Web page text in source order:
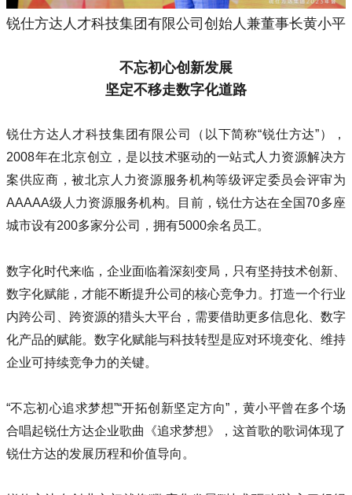
锐仕方达人才科技集团有限公司创始人兼董事长黄小平
不忘初心创新发展
坚定不移走数字化道路
锐仕方达人才科技集团有限公司（以下简称“锐仕方达”），
2008年在北京创立，是以技术驱动的一站式人力资源解决方
案供应商，被北京人力资源服务机构等级评定委员会评审为
AAAAA级人力资源服务机构。目前，锐仕方达在全国70多座
城市设有200多家分公司，拥有5000余名员工。
数字化时代来临，企业面临着深刻变局，只有坚持技术创新、
数字化赋能，才能不断提升公司的核心竞争力。打造一个行业
内跨公司、跨资源的猎头大平台，需要借助更多信息化、数字
化产品的赋能。数字化赋能与科技转型是应对环境变化、维持
企业可持续竞争力的关键。
“不忘初心追求梦想”“开拓创新坚定方向”，黄小平曾在多个场
合唱起锐仕方达企业歌曲《追求梦想》，这首歌的歌词体现了
锐仕方达的发展历程和价值导向。